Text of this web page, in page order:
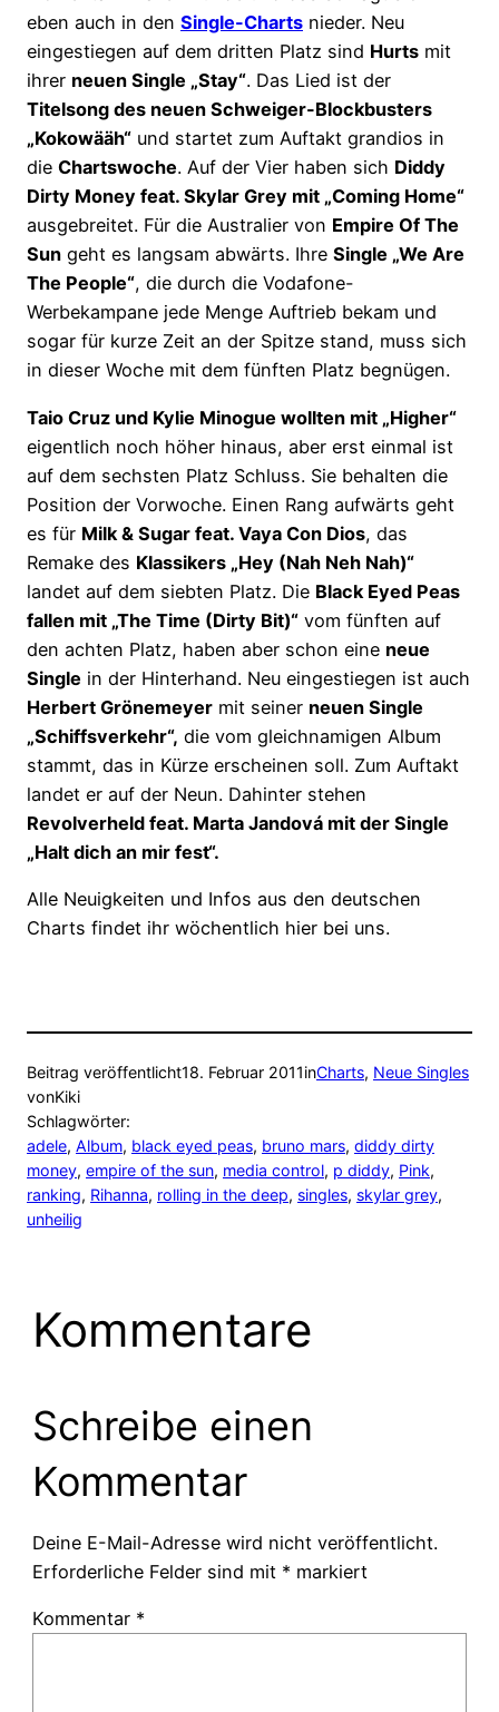
eben auch in den Single-Charts nieder. Neu
eingestiegen auf dem dritten Platz sind Hurts mit
ihrer neuen Single „Stay“. Das Lied ist der
Titelsong des neuen Schweiger-Blockbusters
„Kokowääh“ und startet zum Auftakt grandios in
die Chartswoche. Auf der Vier haben sich Diddy
Dirty Money feat. Skylar Grey mit „Coming Home“
ausgebreitet. Für die Australier von Empire Of The
Sun geht es langsam abwärts. Ihre Single „We Are
The People“, die durch die Vodafone-
Werbekampane jede Menge Auftrieb bekam und
sogar für kurze Zeit an der Spitze stand, muss sich
in dieser Woche mit dem fünften Platz begnügen.
Taio Cruz und Kylie Minogue wollten mit „Higher“
eigentlich noch höher hinaus, aber erst einmal ist
auf dem sechsten Platz Schluss. Sie behalten die
Position der Vorwoche. Einen Rang aufwärts geht
es für Milk & Sugar feat. Vaya Con Dios, das
Remake des Klassikers „Hey (Nah Neh Nah)“
landet auf dem siebten Platz. Die Black Eyed Peas
fallen mit „The Time (Dirty Bit)“ vom fünften auf
den achten Platz, haben aber schon eine neue
Single in der Hinterhand. Neu eingestiegen ist auch
Herbert Grönemeyer mit seiner neuen Single
„Schiffsverkehr“, die vom gleichnamigen Album
stammt, das in Kürze erscheinen soll. Zum Auftakt
landet er auf der Neun. Dahinter stehen
Revolverheld feat. Marta Jandová mit der Single
„Halt dich an mir fest“.
Alle Neuigkeiten und Infos aus den deutschen
Charts findet ihr wöchentlich hier bei uns.
Beitrag veröffentlicht18. Februar 2011inCharts, Neue Singles
vonKiki
Schlagwörter:
adele, Album, black eyed peas, bruno mars, diddy dirty
money, empire of the sun, media control, p diddy, Pink
ranking, Rihanna, rolling in the deep, singles, skylar grey
unheilig
Kommentare
Schreibe einen
Kommentar
Deine E-Mail-Adresse wird nicht veröffentlicht.
Erforderliche Felder sind mit * markiert
Kommentar *